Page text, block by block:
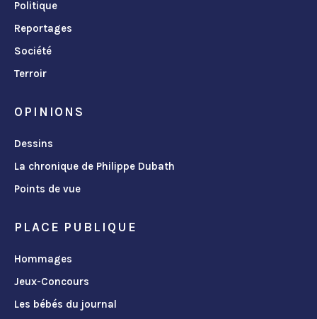
Politique
Reportages
Société
Terroir
OPINIONS
Dessins
La chronique de Philippe Dubath
Points de vue
PLACE PUBLIQUE
Hommages
Jeux-Concours
Les bébés du journal